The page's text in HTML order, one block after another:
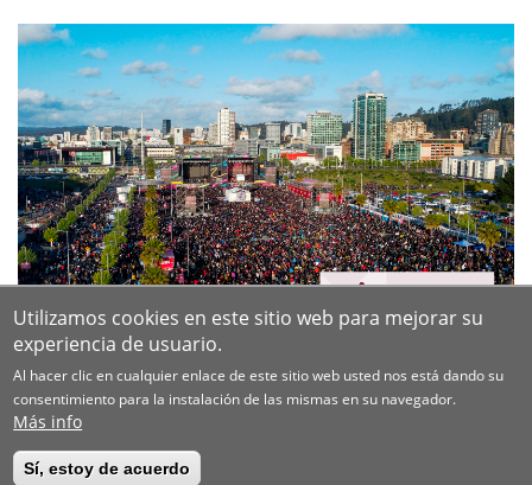
Utilizamos cookies en este sitio web para mejorar su
experiencia de usuario.
Al hacer clic en cualquier enlace de este sitio web usted nos está dando su
consentimiento para la instalación de las mismas en su navegador.
Más info
Sí, estoy de acuerdo